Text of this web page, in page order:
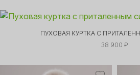
ПУХОВАЯ КУРТКА С
38 900 ₽